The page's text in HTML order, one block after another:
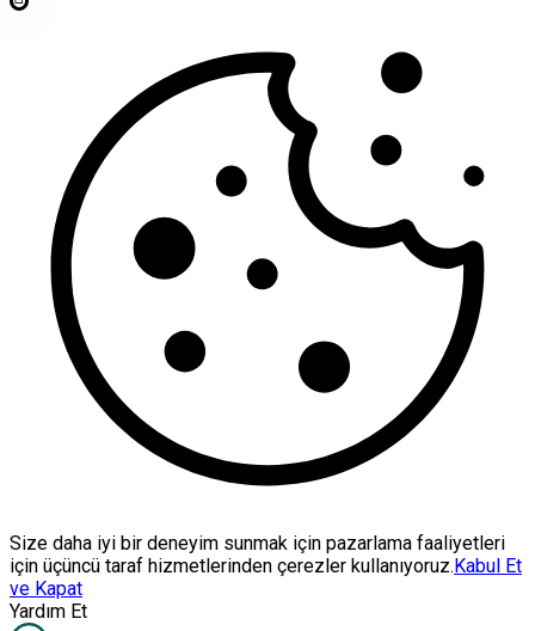
Size daha iyi bir deneyim sunmak için pazarlama faaliyetleri
için üçüncü taraf hizmetlerinden çerezler kullanıyoruz.Kabul Et
ve Kapat
Yardım Et